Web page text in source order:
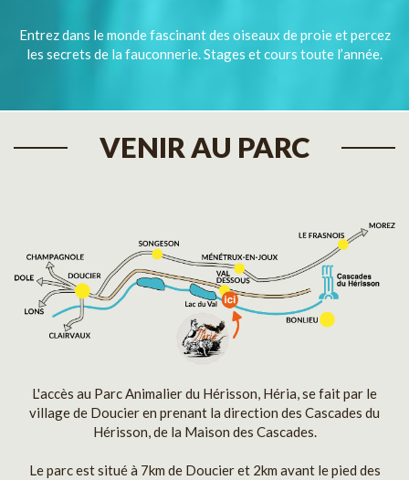
Entrez dans le monde fascinant des oiseaux de proie et percez
les secrets de la fauconnerie. Stages et cours toute l’année.
VENIR AU PARC
L'accès au Parc Animalier du Hérisson, Héria, se fait par le
village de Doucier en prenant la direction des Cascades du
Hérisson, de la Maison des Cascades.
Le parc est situé à 7km de Doucier et 2km avant le pied des